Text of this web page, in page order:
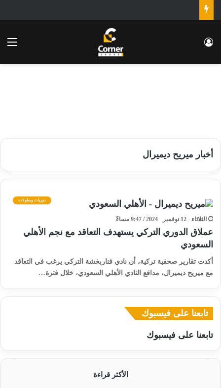
تسجيل الدخول
أخبار ميريح ديميرال
دوريات وبطولات
الثلاثاء - 12 نوفمبر - 2024 / 9:47 مساءً
عملاق الدوري التركي يستهدف التعاقد مع نجم الأهلي
السعودي
أكدت تقارير صحفية تركية، أن نادي فناربخشة التركي يرغب في التعاقد
مع ميريح ديميرال، مدافع النادي الأهلي السعودي، خلال فترة…
تابعنا على فيسبوك
تابعنا على فيسبوك
الأكثر قراءة